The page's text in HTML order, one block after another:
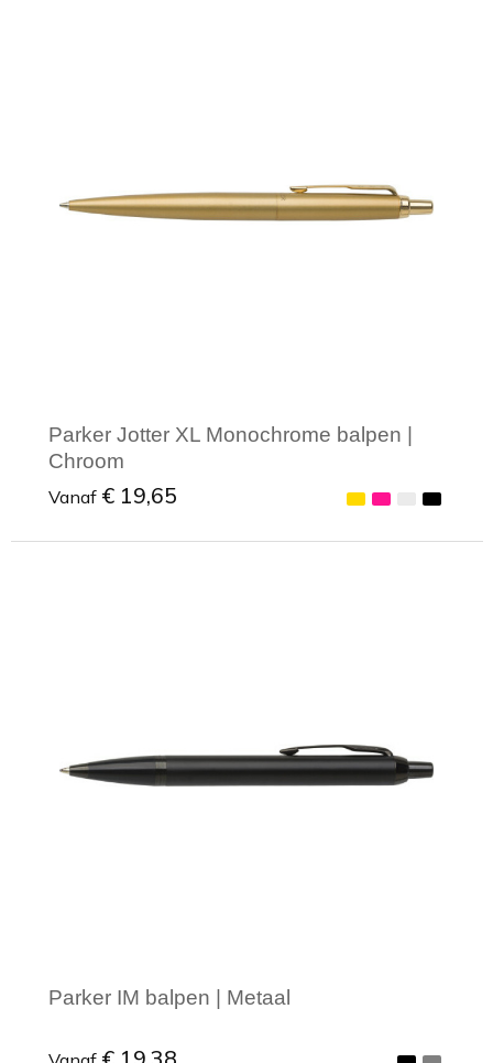
Parker Jotter XL Monochrome balpen |
Chroom
Vanaf € 19,65
Parker IM balpen | Metaal